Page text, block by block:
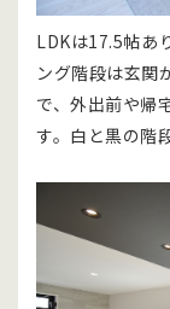
LDKは17.5帖あ
ング階段は玄関
で、外出前や帰
す。白と黒の階